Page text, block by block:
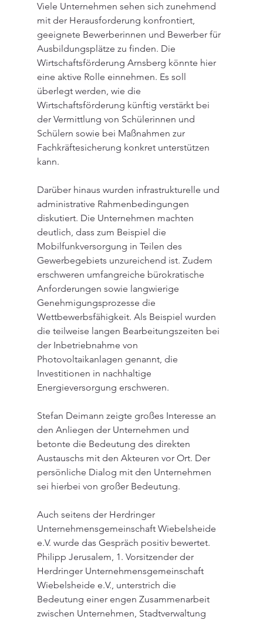
Viele Unternehmen sehen sich zunehmend
mit der Herausforderung konfrontiert,
geeignete Bewerberinnen und Bewerber für
Ausbildungsplätze zu finden. Die
Wirtschaftsförderung Arnsberg könnte hier
eine aktive Rolle einnehmen. Es soll
überlegt werden, wie die
Wirtschaftsförderung künftig verstärkt bei
der Vermittlung von Schülerinnen und
Schülern sowie bei Maßnahmen zur
Fachkräftesicherung konkret unterstützen
kann.
Darüber hinaus wurden infrastrukturelle und
administrative Rahmenbedingungen
diskutiert. Die Unternehmen machten
deutlich, dass zum Beispiel die
Mobilfunkversorgung in Teilen des
Gewerbegebiets unzureichend ist. Zudem
erschweren umfangreiche bürokratische
Anforderungen sowie langwierige
Genehmigungsprozesse die
Wettbewerbsfähigkeit. Als Beispiel wurden
die teilweise langen Bearbeitungszeiten bei
der Inbetriebnahme von
Photovoltaikanlagen genannt, die
Investitionen in nachhaltige
Energieversorgung erschweren.
Stefan Deimann zeigte großes Interesse an
den Anliegen der Unternehmen und
betonte die Bedeutung des direkten
Austauschs mit den Akteuren vor Ort. Der
persönliche Dialog mit den Unternehmen
sei hierbei von großer Bedeutung.
Auch seitens der Herdringer
Unternehmensgemeinschaft Wiebelsheide
e.V. wurde das Gespräch positiv bewertet.
Philipp Jerusalem, 1. Vorsitzender der
Herdringer Unternehmensgemeinschaft
Wiebelsheide e.V., unterstrich die
Bedeutung einer engen Zusammenarbeit
zwischen Unternehmen, Stadtverwaltung